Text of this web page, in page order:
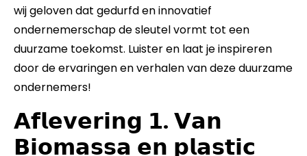
wij geloven dat gedurfd en innovatief
ondernemerschap de sleutel vormt tot een
duurzame toekomst. Luister en laat je inspireren
door de ervaringen en verhalen van deze duurzame
ondernemers!
𝗔𝗳𝗹𝗲𝘃𝗲𝗿𝗶𝗻𝗴 𝟭. 𝗩𝗮𝗻
𝗕𝗶𝗼𝗺𝗮𝘀𝘀𝗮 𝗲𝗻 𝗽𝗹𝗮𝘀𝘁𝗶𝗰